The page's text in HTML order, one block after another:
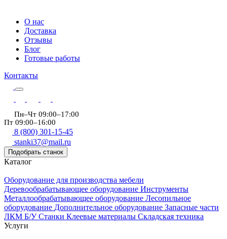
О нас
Доставка
Отзывы
Блог
Готовые работы
Контакты
Пн–Чт 09:00–17:00
Пт 09:00–16:00
8 (800) 301-15-45
stanki37@mail.ru
Подобрать станок
Каталог
Оборудование для производства мебели
Деревообрабатывающее оборудование Инструменты
Металлообрабатывающее оборудование Лесопильное
оборудование Дополнительное оборудование Запасные части
ЛКМ Б/У Станки Клеевые материалы Складская техника
Услуги